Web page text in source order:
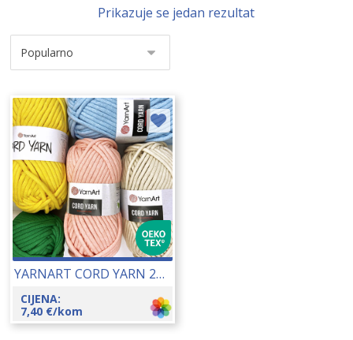
Prikazuje se jedan rezultat
YARNART CORD YARN 250 GR 24088
CIJENA:
7,40 €/kom